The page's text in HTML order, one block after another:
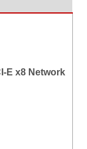
E x8 Network